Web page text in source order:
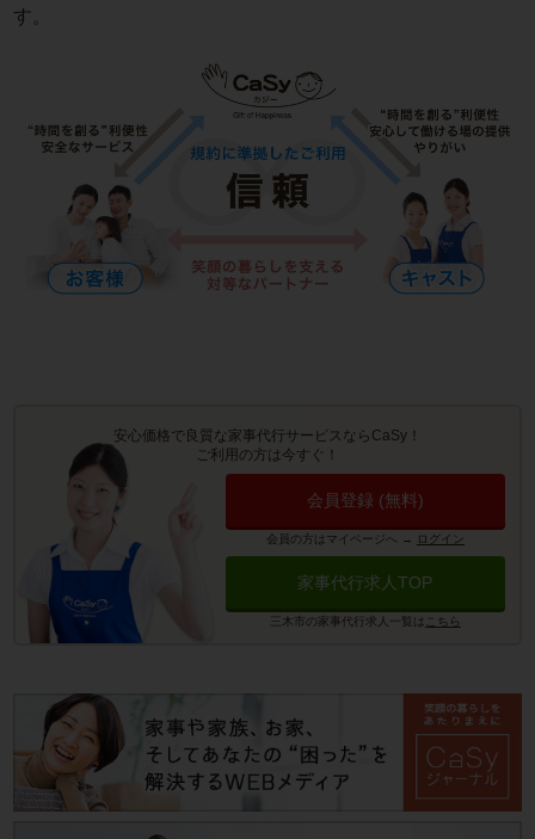
す。
安心価格で良質な家事代行サービスならCaSy！
ご利用の方は今すぐ！
会員登録 (無料)
会員の方はマイページへ → ログイン
家事代行求人TOP
三木市の家事代行求人一覧は こちら